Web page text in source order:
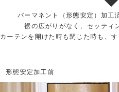
パーマネント（形態安定）加工
裾の広がりがなく、セッティ
カーテンを開けた時も閉じた時も、
形態安定加工前